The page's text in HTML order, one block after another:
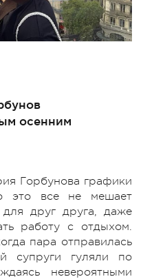
осенним
Горбунова графики
это все не мешает
для друг друга, даже
работу с отдыхом.
пара отправилась
супруги гуляли по
невероятными